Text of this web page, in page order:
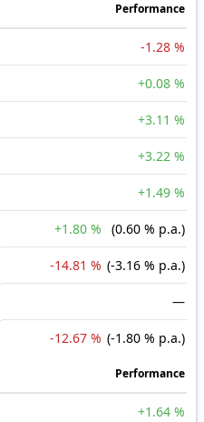
Perfor­mance
-1.28 %
+0.08 %
+3.11 %
+3.22 %
+1.49 %
+1.80 % (0.60 % p.a.)
-14.81 % (-3.16 % p.a.)
—
-12.67 % (-1.80 % p.a.)
Perfor­mance
+1.64 %